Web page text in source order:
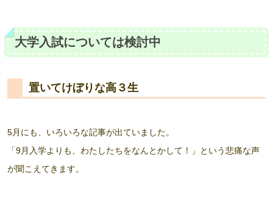
大学入試については検討中
置いてけぼりな高３生
5月にも、いろいろな記事が出ていました。
「9月入学よりも、わたしたちをなんとかして！」という悲痛な声
が聞こえてきます。